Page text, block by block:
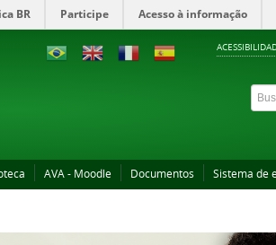
BR Participe Acesso à informação
AVA - Moodle Documentos Sistema de